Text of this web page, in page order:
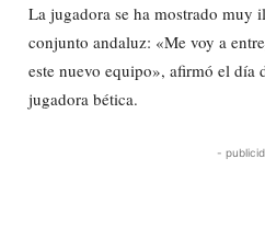
La jugadora se ha mostrado muy
conjunto andaluz: «Me voy a
este nuevo equipo», afirmó el día
jugadora bética.
-